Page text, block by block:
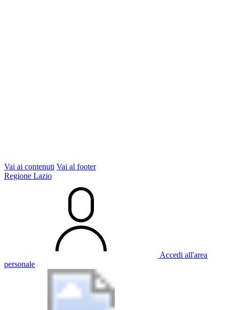
Vai ai contenuti Vai al footer
Regione Lazio
Accedi all'area
personale